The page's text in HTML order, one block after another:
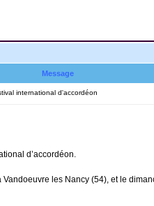
Message
international d'accordéon
d’accordéon.
les Nancy (54), et le